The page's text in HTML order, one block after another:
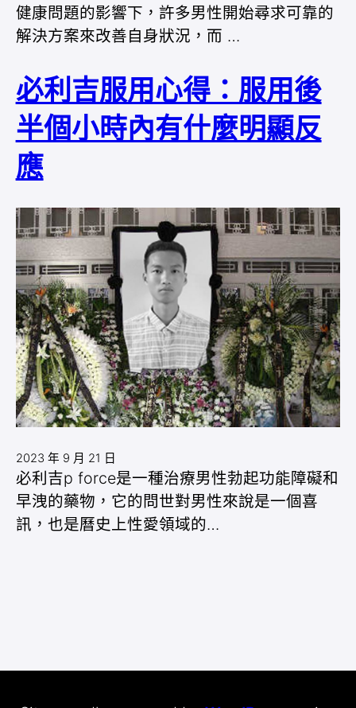
健康問題的影響下，許多男性開始尋求可靠的
解決方案來改善自身狀況，而 …
必利吉服用心得：服用後
半個小時內有什麼明顯反
應
2023 年 9 月 21 日
必利吉p force是一種治療男性勃起功能障礙和
早洩的藥物，它的問世對男性來說是一個喜
訊，也是曆史上性愛領域的…